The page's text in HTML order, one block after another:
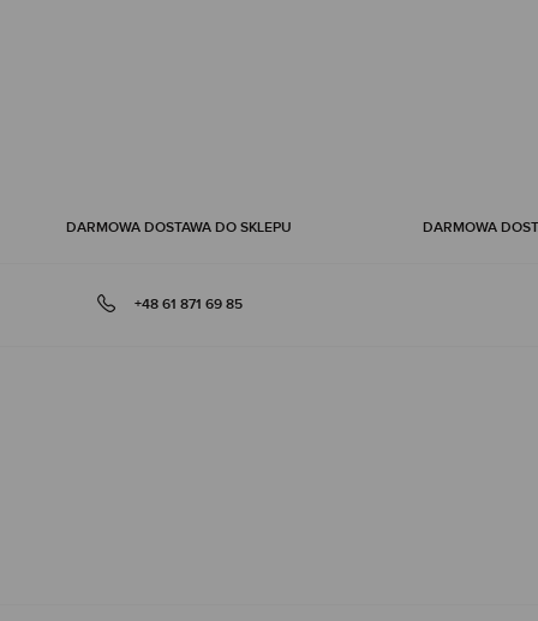
DARMOWA DOSTAWA DO SKLEPU DARMOWA
+48 61 871 69 85